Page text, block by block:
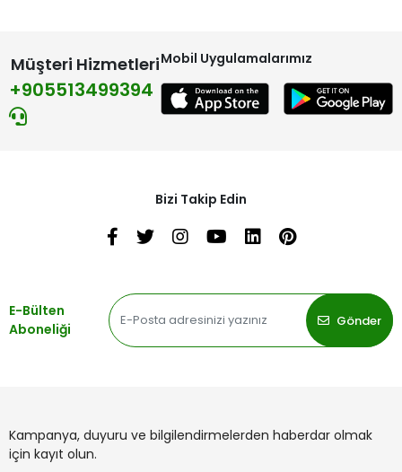
Müşteri Hizmetleri
+905513499394
Mobil Uygulamalarımız
Bizi Takip Edin
E-Bülten
Aboneliği
Gönder
Kampanya, duyuru ve bilgilendirmelerden haberdar olmak
için kayıt olun.